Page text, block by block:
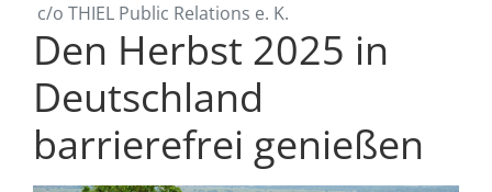
c/o THIEL Public Relations e. K.
Den Herbst 2025 in
Deutschland
barrierefrei genießen